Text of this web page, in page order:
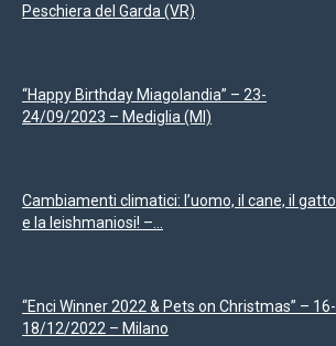
Peschiera del Garda (VR)
“Happy Birthday Miagolandia” – 23-
24/09/2023 – Mediglia (MI)
Cambiamenti climatici: l’uomo, il cane, il gatto
e la leishmaniosi! –...
“Enci Winner 2022 & Pets on Christmas” – 16-
18/12/2022 – Milano